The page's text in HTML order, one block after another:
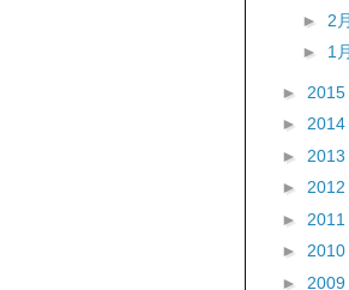
► 2月
► 1月
► 2015
► 2014
► 2013
► 2012
► 2011
► 2010
► 2009